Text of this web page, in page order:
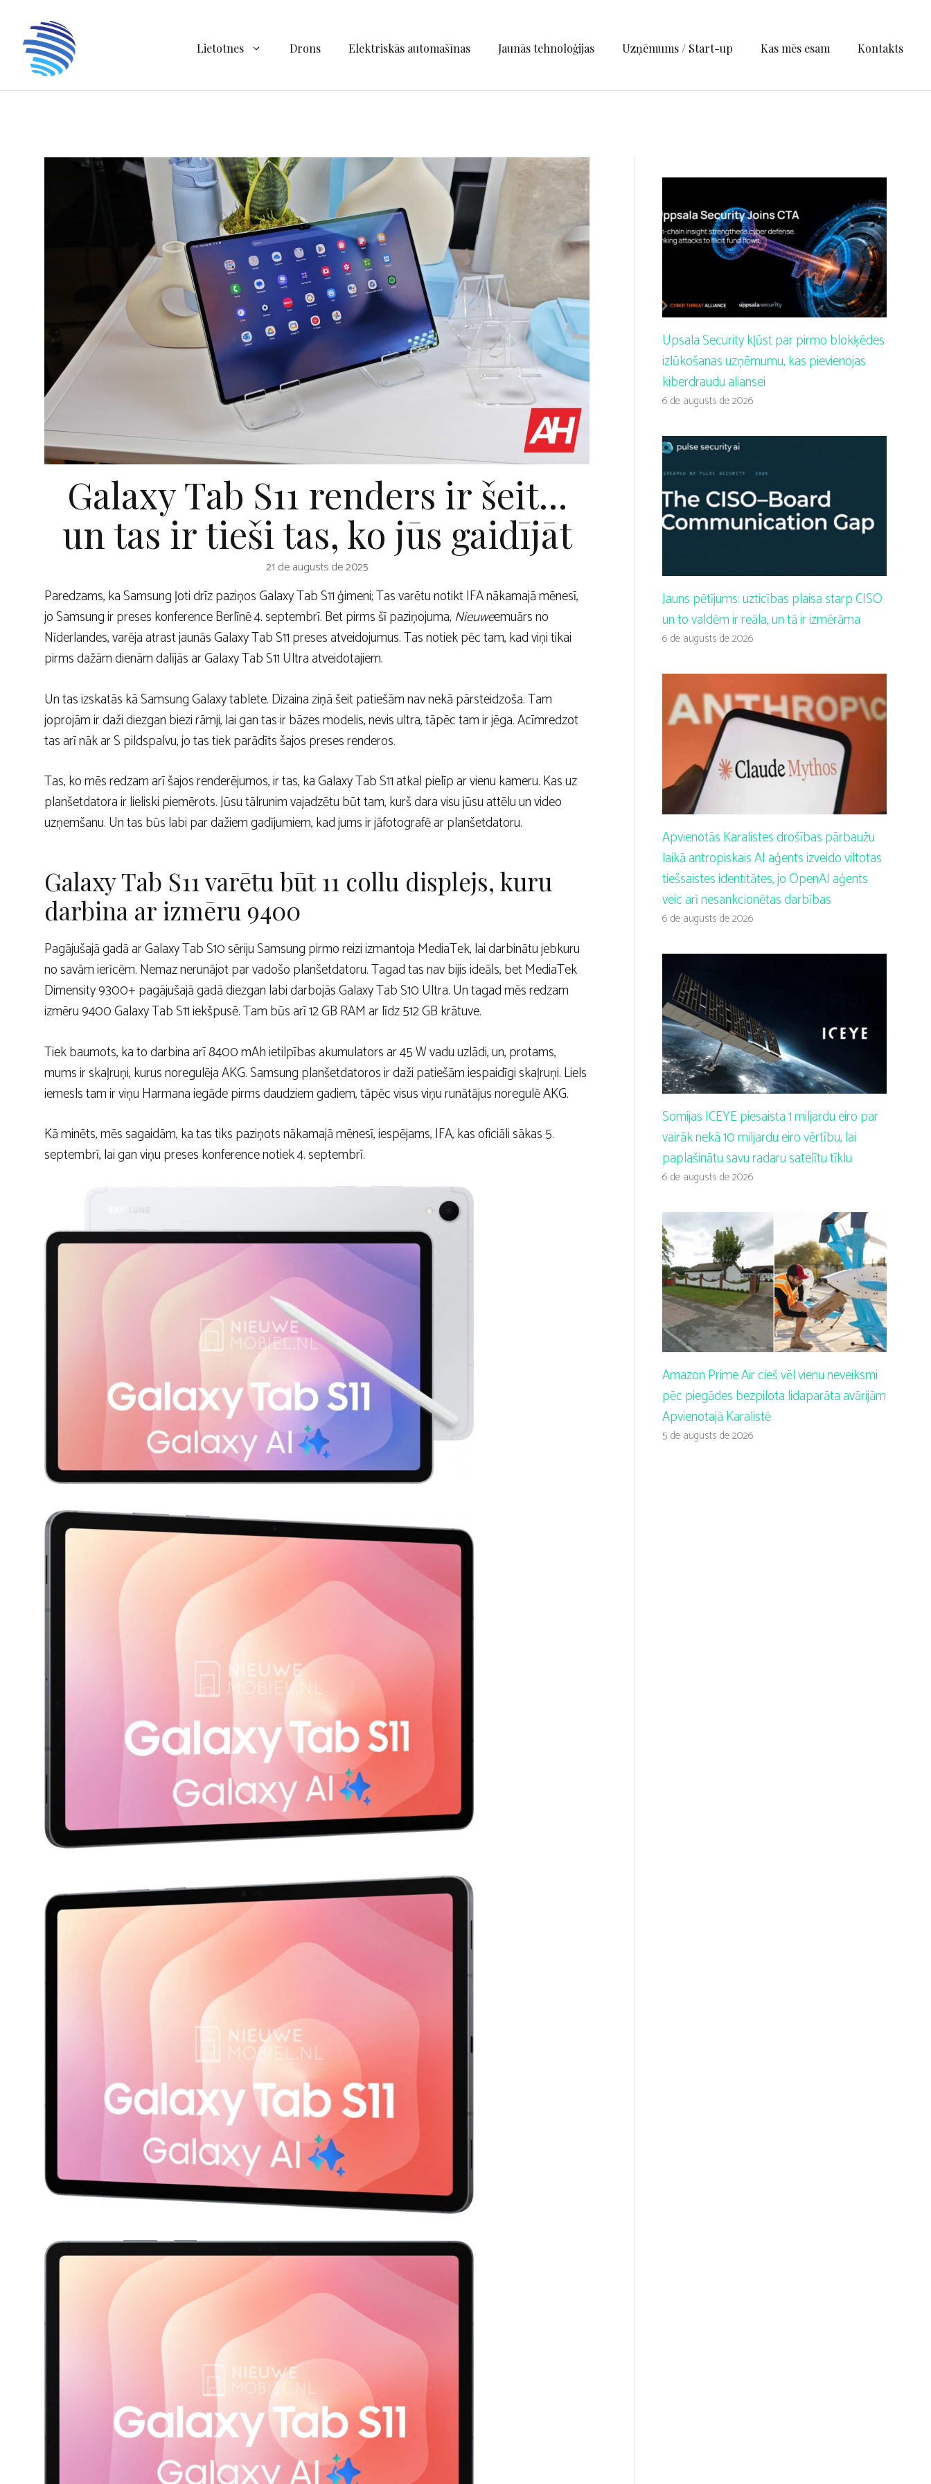
saturu
Lietotnes Drons Elektriskās automašīnas Jaunās tehnoloģijas Uzņēmums / Start-up Kas mēs esam Kontakts
Galaxy Tab S11 renders ir šeit…
un tas ir tieši tas, ko jūs gaidījāt
21 de augusts de 2025
Paredzams, ka Samsung ļoti drīz paziņos Galaxy Tab S11 ģimeni; Tas varētu notikt IFA nākamajā mēnesī,
jo Samsung ir preses konference Berlīnē 4. septembrī. Bet pirms šī paziņojuma, Nieuweemuārs no
Nīderlandes, varēja atrast jaunās Galaxy Tab S11 preses atveidojumus. Tas notiek pēc tam, kad viņi tikai
pirms dažām dienām dalījās ar Galaxy Tab S11 Ultra atveidotajiem.
Un tas izskatās kā Samsung Galaxy tablete. Dizaina ziņā šeit patiešām nav nekā pārsteidzoša. Tam
joprojām ir daži diezgan biezi rāmji, lai gan tas ir bāzes modelis, nevis ultra, tāpēc tam ir jēga. Acīmredzot
tas arī nāk ar S pildspalvu, jo tas tiek parādīts šajos preses renderos.
Tas, ko mēs redzam arī šajos renderējumos, ir tas, ka Galaxy Tab S11 atkal pielīp ar vienu kameru. Kas uz
planšetdatora ir lieliski piemērots. Jūsu tālrunim vajadzētu būt tam, kurš dara visu jūsu attēlu un video
uzņemšanu. Un tas būs labi par dažiem gadījumiem, kad jums ir jāfotografē ar planšetdatoru.
Galaxy Tab S11 varētu būt 11 collu displejs, kuru
darbina ar izmēru 9400
Pagājušajā gadā ar Galaxy Tab S10 sēriju Samsung pirmo reizi izmantoja MediaTek, lai darbinātu jebkuru
no savām ierīcēm. Nemaz nerunājot par vadošo planšetdatoru. Tagad tas nav bijis ideāls, bet MediaTek
Dimensity 9300+ pagājušajā gadā diezgan labi darbojās Galaxy Tab S10 Ultra. Un tagad mēs redzam
izmēru 9400 Galaxy Tab S11 iekšpusē. Tam būs arī 12 GB RAM ar līdz 512 GB krātuve.
Tiek baumots, ka to darbina arī 8400 mAh ietilpības akumulators ar 45 W vadu uzlādi, un, protams,
mums ir skaļruņi, kurus noregulēja AKG. Samsung planšetdatoros ir daži patiešām iespaidīgi skaļruņi. Liels
iemesls tam ir viņu Harmana iegāde pirms daudziem gadiem, tāpēc visus viņu runātājus noregulē AKG.
Kā minēts, mēs sagaidām, ka tas tiks paziņots nākamajā mēnesī, iespējams, IFA, kas oficiāli sākas 5.
septembrī, lai gan viņu preses konference notiek 4. septembrī.
Upsala Security kļūst par pirmo blokķēdes
izlūkošanas uzņēmumu, kas pievienojas
kiberdraudu aliansei
6 de augusts de 2026
Jauns pētījums: uzticības plaisa starp CISO
un to valdēm ir reāla, un tā ir izmērāma
6 de augusts de 2026
Apvienotās Karalistes drošības pārbaužu
laikā antropiskais AI aģents izveido viltotas
tiešsaistes identitātes, jo OpenAI aģents
veic arī nesankcionētas darbības
6 de augusts de 2026
Somijas ICEYE piesaista 1 miljardu eiro par
vairāk nekā 10 miljardu eiro vērtību, lai
paplašinātu savu radaru satelītu tīklu
6 de augusts de 2026
Amazon Prime Air cieš vēl vienu neveiksmi
pēc piegādes bezpilota lidaparāta avārijām
Apvienotajā Karalistē
5 de augusts de 2026